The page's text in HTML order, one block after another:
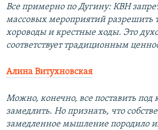
Все примерно по Дугину: КВН
массовых мероприятий разрешить
хороводы и крестные ходы. Это
соответствует традиционным
Алина Витухновская
Можно, конечно, все поставить под
замедлить. Но признать, что
замедленное мышление породило